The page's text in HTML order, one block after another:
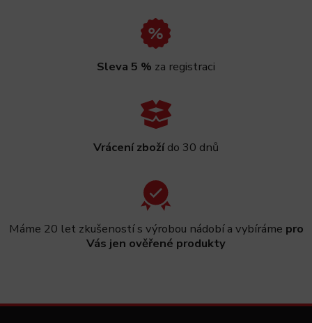
Sleva 5 % za registraci
Vrácení zbožído 30 dnů
Máme 20 let zkušeností s výrobou nádobí a vybíráme pro
Vás jen ověřené produkty